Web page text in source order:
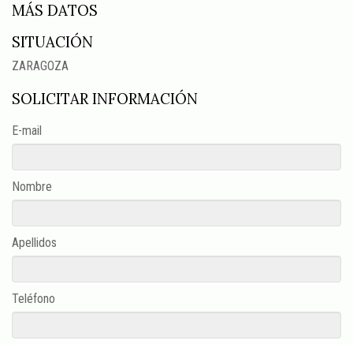
MÁS DATOS
SITUACIÓN
ZARAGOZA
SOLICITAR INFORMACIÓN
E-mail
Nombre
Apellidos
Teléfono